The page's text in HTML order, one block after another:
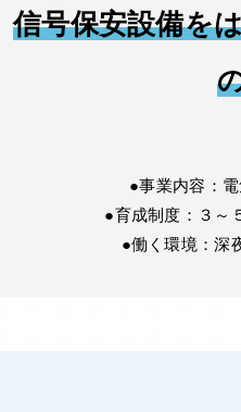
信号保安設備を
●事業内容：
●育成制度：３～
●働く環境：深